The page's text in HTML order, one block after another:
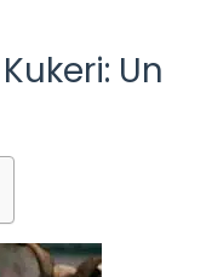
Un